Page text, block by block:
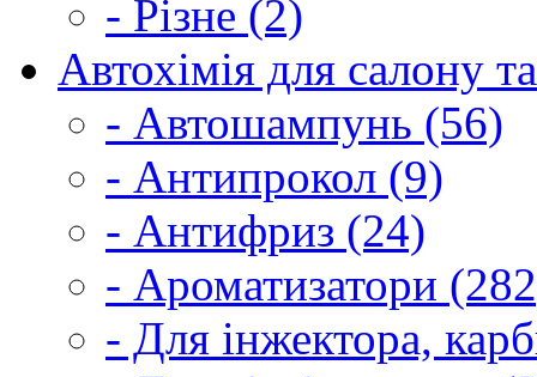
- Різне (2)
Автохімія для салону
- Автошампунь (56)
- Антипрокол (9)
- Антифриз (24)
- Ароматизатори
- Для інжектора,